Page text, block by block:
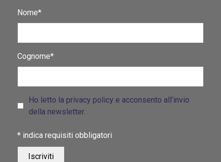
Nome*
Cognome*
Ho letto la privacy policy e acconsento all’invio
della newsletter.
* indica requisiti obbligatori